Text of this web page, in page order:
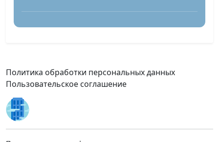
Политика обработки персональных данных
Пользовательское соглашение